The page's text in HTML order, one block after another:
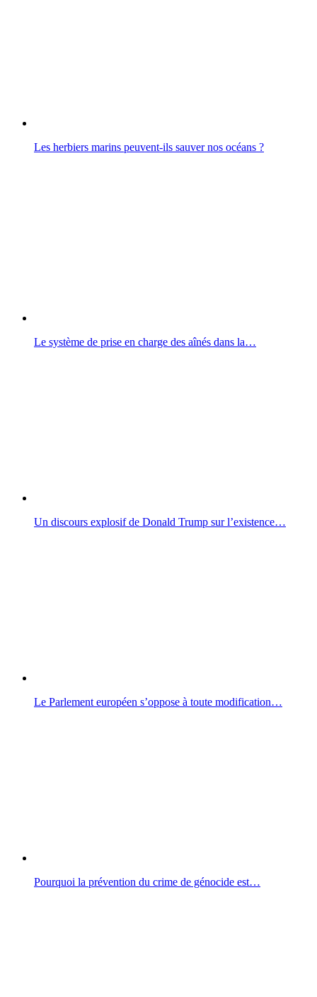
Les herbiers marins peuvent-ils sauver nos océans ?
Le système de prise en charge des aînés dans la…
Un discours explosif de Donald Trump sur l’existence…
Le Parlement européen s’oppose à toute modification…
Pourquoi la prévention du crime de génocide est…